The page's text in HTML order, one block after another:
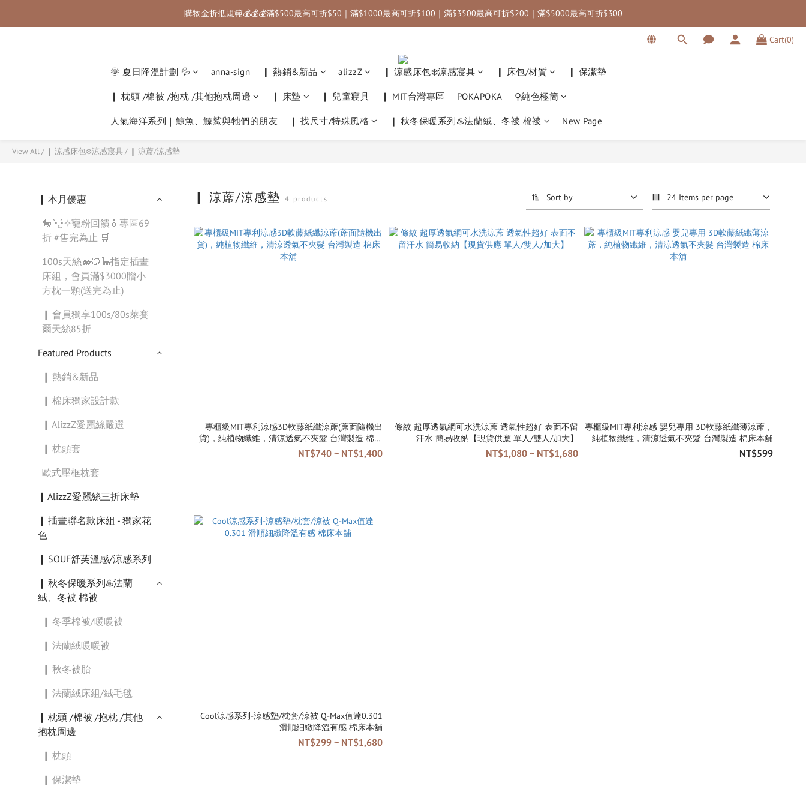
🚚 國內滿千免運｜國內限定優惠碼：annahome (滿3000折$300) ＿＿＿＿＿＿＿｜✈️ 海外滿三千免運｜
購物金折抵規範💰💰💰滿$500最高可折$50｜滿$1000最高可折$100｜滿$3500最高可折$200｜滿$5000最高可折$300
Cart(0)
🌞 夏日降溫計劃 💦 anna-sign ❙ 熱銷&新品 alizzZ ❙ 涼感床包❄️涼感寢具 ❙ 床包/材質 ❙ 保潔墊
❙ 枕頭 /棉被 /抱枕 /其他抱枕周邊 ❙ 床墊 ❙ 兒童寢具 ❙ MIT台灣專區 POKAPOKA ⚲純色極簡
人氣海洋系列｜鯨魚、鯨鯊與牠們的朋友 ❙ 找尺寸/特殊風格 ❙ 秋冬保暖系列♨️法蘭絨、冬被 棉被 New Page
View All/ ❙ 涼感床包❄️涼感寢具 / ❙ 涼蓆/涼感墊
❙ 本月優惠
🐎 •̀.̫•́✧寵粉回饋🏮專區69
折 #售完為止 🛒
100s天絲🐋🐱🦕指定插畫
床組，會員滿$3000贈小
方枕一顆(送完為止)
❙ 會員獨享100s/80s萊賽
爾天絲85折
Featured Products
❙ 熱銷&新品
❙ 棉床獨家設計款
❙ AlizzZ愛麗絲嚴選
❙ 枕頭套
歐式壓框枕套
❙ AlizzZ愛麗絲三折床墊
❙ 插畫聯名款床組 - 獨家花
色
❙ SOUF舒芙溫感/涼感系列
❙ 秋冬保暖系列♨️法蘭
絨、冬被 棉被
❙ 冬季棉被/暖暖被
❙ 法蘭絨暖暖被
❙ 秋冬被胎
❙ 法蘭絨床組/絨毛毯
❙ 枕頭 /棉被 /抱枕 /其他
抱枕周邊
❙ 枕頭
❙ 保潔墊
❙ 涼蓆/涼感墊4 products Sort by 24 Items per page
專櫃級MIT專利涼感3D軟藤紙纖涼蓆(蓆面隨機出
貨)，純植物纖維，清涼透氣不夾髮 台灣製造 棉床
本舖
NT$740 ~ NT$1,400
條紋 超厚透氣網可水洗涼蓆 透氣性超好 表面不留
汗水 簡易收納【現貨供應 單人/雙人/加大】
NT$1,080 ~ NT$1,680
專櫃級MIT專利涼感 嬰兒專用 3D軟藤紙纖薄涼蓆，
純植物纖維，清涼透氣不夾髮 台灣製造 棉床本舖
NT$599
Cool涼感系列-涼感墊/枕套/涼被 Q-Max值達0.301
滑順細緻降溫有感 棉床本舖
NT$299 ~ NT$1,680